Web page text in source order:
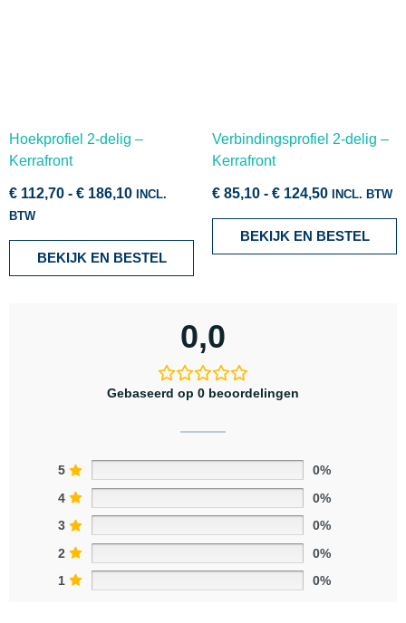
Hoekprofiel 2-delig –
Kerrafront
€ 112,70 - € 186,10
INCL.
BTW
BEKIJK EN BESTEL
Verbindingsprofiel 2-delig –
Kerrafront
€ 85,10 - € 124,50 INCL. BTW
BEKIJK EN BESTEL
0,0
Gebaseerd op 0 beoordelingen
5
0%
4
0%
3
0%
2
0%
1
0%